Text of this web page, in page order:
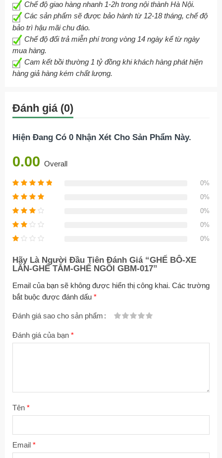
Chế độ giao hàng nhanh 1-2h trong nội thành Hà Nội.
Các sản phẩm sẽ được bảo hành từ 12-18 tháng, chế độ
bảo trì hậu mãi chu đáo.
Chế độ đổi trả miễn phí trong vòng 14 ngày kể từ ngày
mua hàng.
Cam kết bồi thường 1 tỷ đồng khi khách hàng phát hiện
hàng giả hàng kém chất lượng.
Đánh giá (0)
Hiện Đang Có 0 Nhận Xét Cho Sản Phẩm Này.
0.00 Overall
0%
0%
0%
0%
0%
Hãy Là Người Đầu Tiên Đánh Giá “GHẾ BÔ-XE
LĂN-GHẾ TẮM-GHẾ NGỒI GBM-017”
Email của bạn sẽ không được hiển thị công khai. Các trường
bắt buộc được đánh dấu *
Đánh giá sao cho sản phẩm
Đánh giá của bạn *
Tên *
Email *